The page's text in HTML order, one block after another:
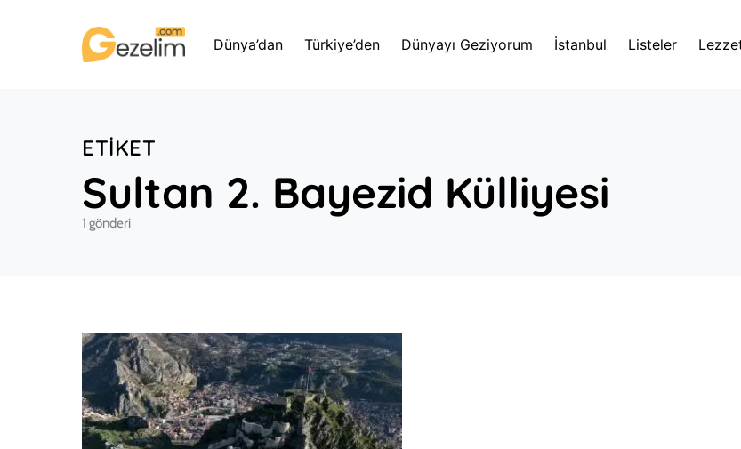
Dünya’dan Türkiye’den Dünyayı Geziyorum İstanbul Listeler
ETIKET
Sultan 2. Bayezid Külliyesi
1 gönderi